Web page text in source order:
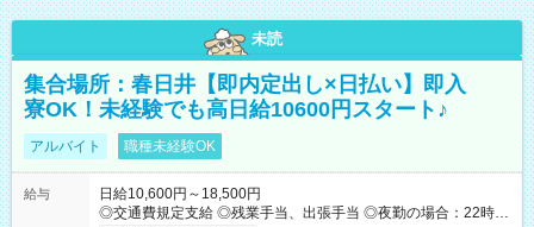
未読
集合場所：春日井【即内定出し×日払い】即入
寮OK！未経験でも高日給10600円スタート♪
アルバイト 職種未経験OK
給与
日給10,600円～18,500円
◎交通費規定支給 ◎残業手当、出張手当 ◎夜勤の場合：22時～